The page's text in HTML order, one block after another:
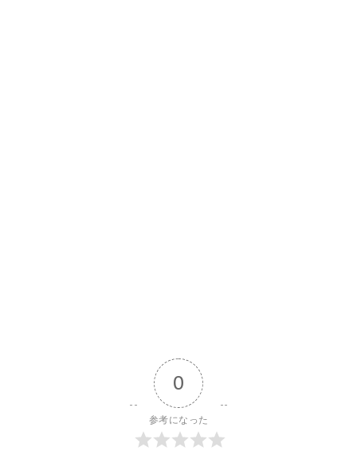
0
参考になった